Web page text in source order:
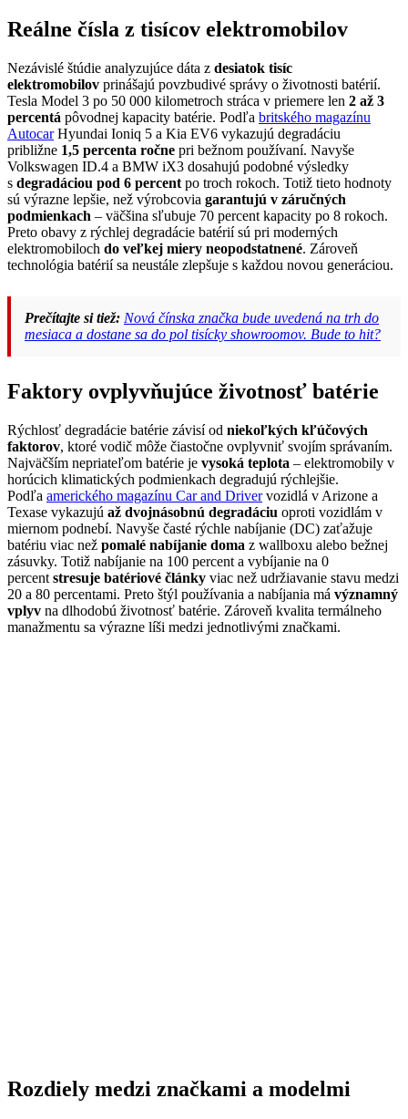
Reálne čísla z tisícov elektromobilov
Nezávislé štúdie analyzujúce dáta z desiatok tisíc
elektromobilov prinášajú povzbudivé správy o životnosti batérií.
Tesla Model 3 po 50 000 kilometroch stráca v priemere len 2 až 3
percentá pôvodnej kapacity batérie. Podľa britského magazínu
AutocarHyundai Ioniq 5 a Kia EV6 vykazujú degradáciu
približne 1,5 percenta ročne pri bežnom používaní. Navyše
Volkswagen ID.4 a BMW iX3 dosahujú podobné výsledky
s degradáciou pod 6 percent po troch rokoch. Totiž tieto hodnoty
sú výrazne lepšie, než výrobcovia garantujú v záručných
podmienkach – väčšina sľubuje 70 percent kapacity po 8 rokoch.
Preto obavy z rýchlej degradácie batérií sú pri moderných
elektromobiloch do veľkej miery neopodstatnené. Zároveň
technológia batérií sa neustále zlepšuje s každou novou generáciou.
Prečítajte si tiež: Nová čínska značka bude uvedená na trh do
mesiaca a dostane sa do pol tisícky showroomov. Bude to hit?
Faktory ovplyvňujúce životnosť batérie
Rýchlosť degradácie batérie závisí od niekoľkých kľúčových
faktorov, ktoré vodič môže čiastočne ovplyvniť svojím správaním.
Najväčším nepriateľom batérie je vysoká teplota – elektromobily v
horúcich klimatických podmienkach degradujú rýchlejšie.
Podľa amerického magazínu Car and Drivervozidlá v Arizone a
Texase vykazujú až dvojnásobnú degradáciu oproti vozidlám v
miernom podnebí. Navyše časté rýchle nabíjanie (DC) zaťažuje
batériu viac než pomalé nabíjanie doma z wallboxu alebo bežnej
zásuvky. Totiž nabíjanie na 100 percent a vybíjanie na 0
percent stresuje batériové články viac než udržiavanie stavu medzi
20 a 80 percentami. Preto štýl používania a nabíjania má významný
vplyv na dlhodobú životnosť batérie. Zároveň kvalita termálneho
manažmentu sa výrazne líši medzi jednotlivými značkami.
Rozdiely medzi značkami a modelmi